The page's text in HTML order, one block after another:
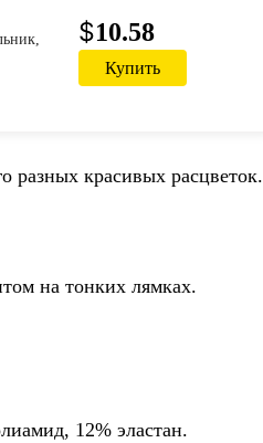
$10.58
Купить
разных красивых расцветок.
на тонких лямках.
12% эластан.